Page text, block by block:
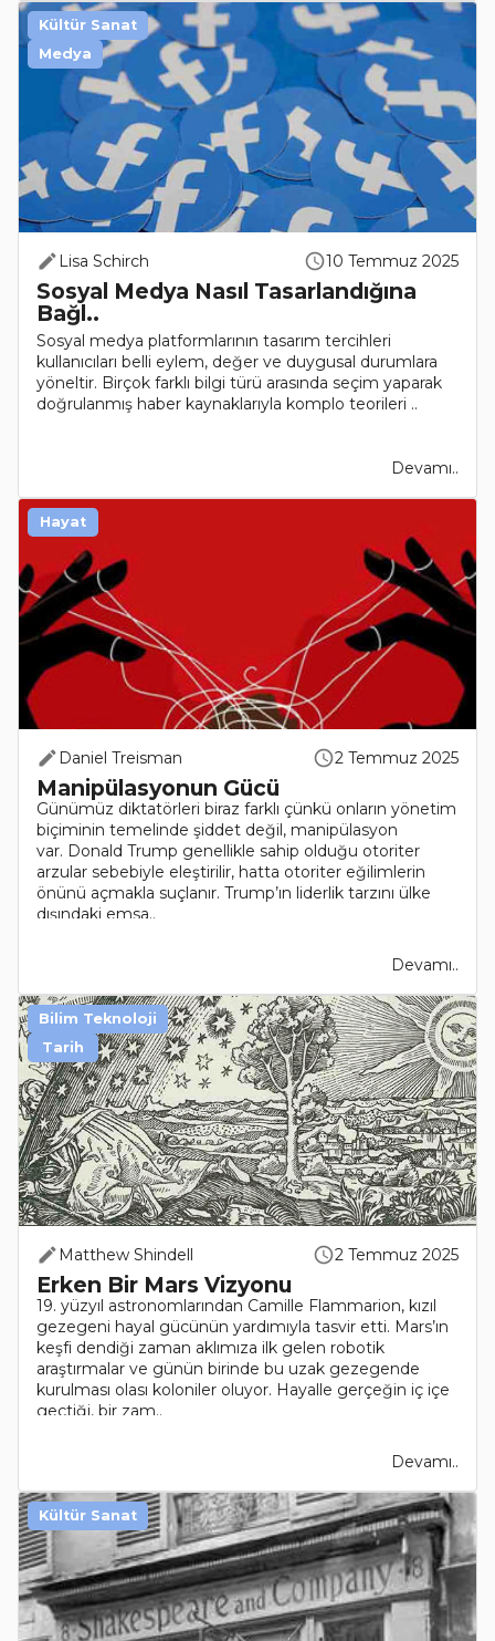
Lisa Schirch 10 Temmuz 2025
Sosyal Medya Nasıl Tasarlandığına
Bağl..
Sosyal medya platformlarının tasarım tercihleri
kullanıcıları belli eylem, değer ve duygusal durumlara
yöneltir. Birçok farklı bilgi türü arasında seçim yaparak
doğrulanmış haber kaynaklarıyla komplo teorileri ..
Devamı..
Kültür Sanat
Medya
Daniel Treisman 2 Temmuz 2025
Manipülasyonun Gücü
Günümüz diktatörleri biraz farklı çünkü onların yönetim
biçiminin temelinde şiddet değil, manipülasyon
var. Donald Trump genellikle sahip olduğu otoriter
arzular sebebiyle eleştirilir, hatta otoriter eğilimlerin
önünü açmakla suçlanır. Trump’ın liderlik tarzını ülke
dışındaki emsa..
Devamı..
Hayat
Matthew Shindell 2 Temmuz 2025
Erken Bir Mars Vizyonu
19. yüzyıl astronomlarından Camille Flammarion, kızıl
gezegeni hayal gücünün yardımıyla tasvir etti. Mars’ın
keşfi dendiği zaman aklımıza ilk gelen robotik
araştırmalar ve günün birinde bu uzak gezegende
kurulması olası koloniler oluyor. Hayalle gerçeğin iç içe
geçtiği, bir zam..
Devamı..
Bilim Teknoloji
Tarih
Kültür Sanat